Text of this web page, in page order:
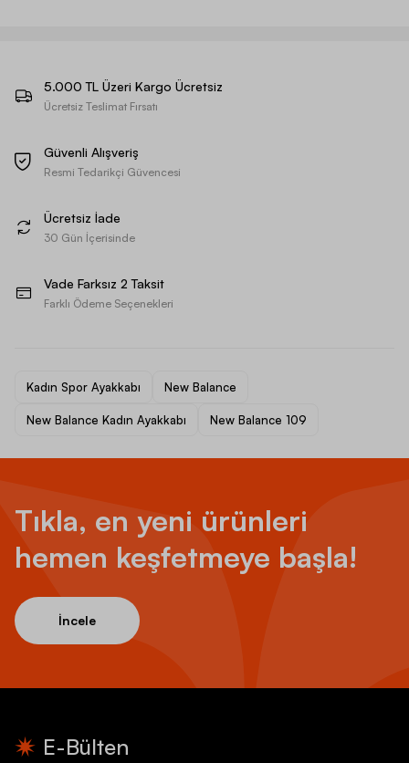
5.000 TL Üzeri Kargo Ücretsiz
Ücretsiz Teslimat Fırsatı
Güvenli Alışveriş
Resmi Tedarikçi Güvencesi
Ücretsiz İade
30 Gün İçerisinde
Vade Farksız 2 Taksit
Farklı Ödeme Seçenekleri
Kadın Spor Ayakkabı New Balance
New Balance Kadın Ayakkabı New Balance 109
Tıkla, en yeni ürünleri
hemen keşfetmeye başla!
İncele
E-Bülten